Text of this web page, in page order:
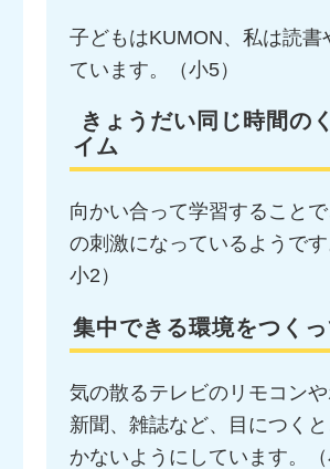
子どもはKUMON、私は読書
ています。（小5）
きょうだい同じ時間の
イム
向かい合って学習すること
の刺激になっているようです
小2）
集中できる環境をつく
気の散るテレビのリモコンや
新聞、雑誌など、目につく
かないようにしています。（